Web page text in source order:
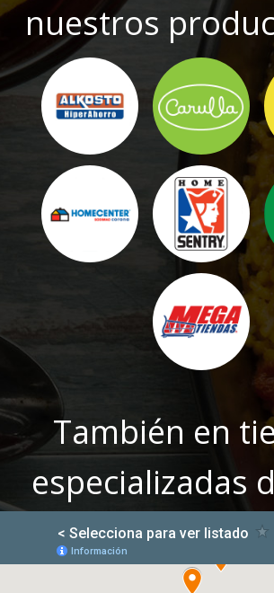
nuestros
También en
especializadas